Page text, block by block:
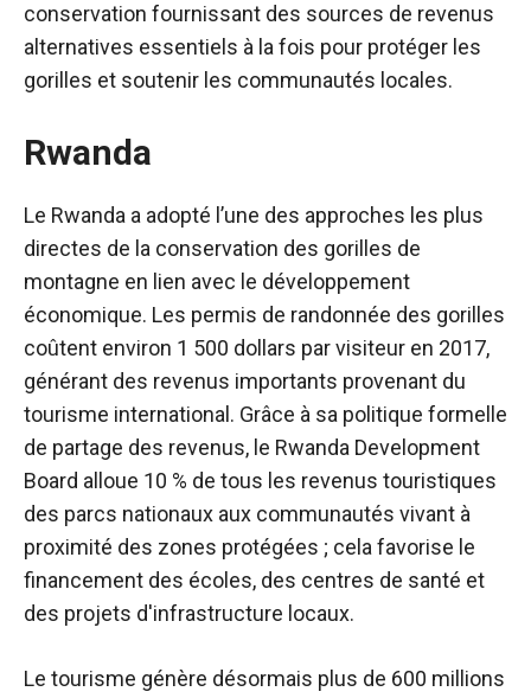
conservation fournissant des sources de revenus
alternatives essentiels à la fois pour protéger les
gorilles et soutenir les communautés locales.
Rwanda
Le Rwanda a adopté l’une des approches les plus
directes de la conservation des gorilles de
montagne en lien avec le développement
économique. Les permis de randonnée des gorilles
coûtent environ 1 500 dollars par visiteur en 2017,
générant des revenus importants provenant du
tourisme international. Grâce à sa politique formelle
de partage des revenus, le Rwanda Development
Board alloue 10 % de tous les revenus touristiques
des parcs nationaux aux communautés vivant à
proximité des zones protégées ; cela favorise le
financement des écoles, des centres de santé et
des projets d'infrastructure locaux.
Le tourisme génère désormais plus de 600 millions